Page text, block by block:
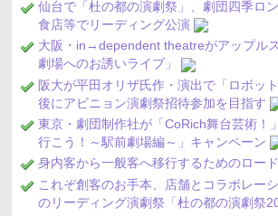
仙台で「杜の都の演劇祭」、劇団四季ロ
食店等でリーディング公演
大阪・in→dependent theatreがアップル
劇場へのお誘いライブ」
阪大が平田オリザ氏作・演出で「ロボッ
後にアビニョン演劇祭招待参加を目指す
東京・劇団制作社が「CoRich舞台芸術！
行こう！～駅前劇場編～」キャンペーン
身内客から一般客へ移行するためのロー
これぞ創客のお手本、店舗とコラボレー
のリーディング演劇祭「杜の都の演劇祭